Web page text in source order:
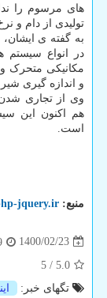
های مرسوم را
تولیدی از دام و
به گفته ی
در انواع سیستم
مکانیکی متحرک و
و اندازه گیری
وی از تجاری
هم اکنون این
است.
منبع: jquery.ir
1400/02/23
5.0
/
5
تگهای خبر: